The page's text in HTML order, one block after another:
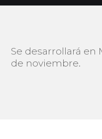
Se desarrollará en
de noviembre.